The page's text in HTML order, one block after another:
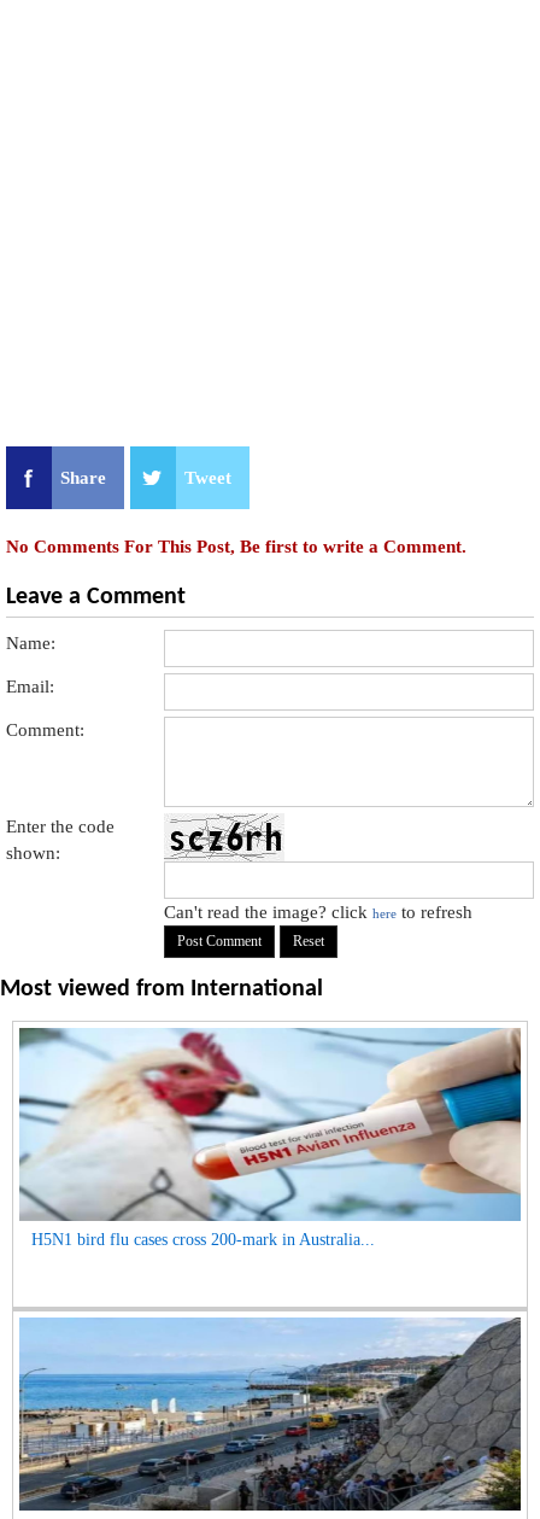
Share Tweet
No Comments For This Post, Be first to write a Comment.
Leave a Comment
Name:
Email:
Comment:
Enter the code
shown:
Can't read the image? clickhere to refresh
Most viewed from International
H5N1 bird flu cases cross 200-mark in Australia...